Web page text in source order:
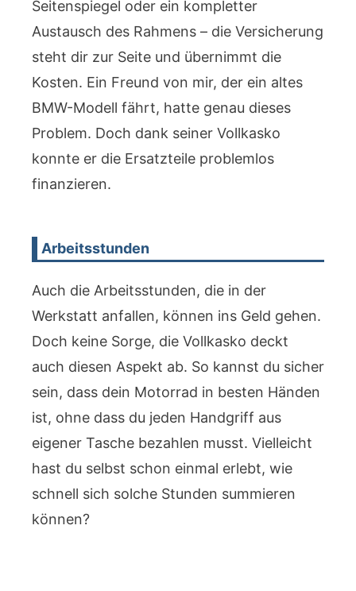
Seitenspiegel oder ein kompletter
Austausch des Rahmens – die Versicherung
steht dir zur Seite und übernimmt die
Kosten. Ein Freund von mir, der ein altes
BMW-Modell fährt, hatte genau dieses
Problem. Doch dank seiner Vollkasko
konnte er die Ersatzteile problemlos
finanzieren.
Arbeitsstunden
Auch die Arbeitsstunden, die in der
Werkstatt anfallen, können ins Geld gehen.
Doch keine Sorge, die Vollkasko deckt
auch diesen Aspekt ab. So kannst du sicher
sein, dass dein Motorrad in besten Händen
ist, ohne dass du jeden Handgriff aus
eigener Tasche bezahlen musst. Vielleicht
hast du selbst schon einmal erlebt, wie
schnell sich solche Stunden summieren
können?